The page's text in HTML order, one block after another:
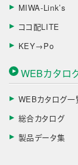
MIWA-Link’s
ココ配LITE
KEY→Po
WEBカタロ
WEBカタログ一
総合カタログ
製品データ集